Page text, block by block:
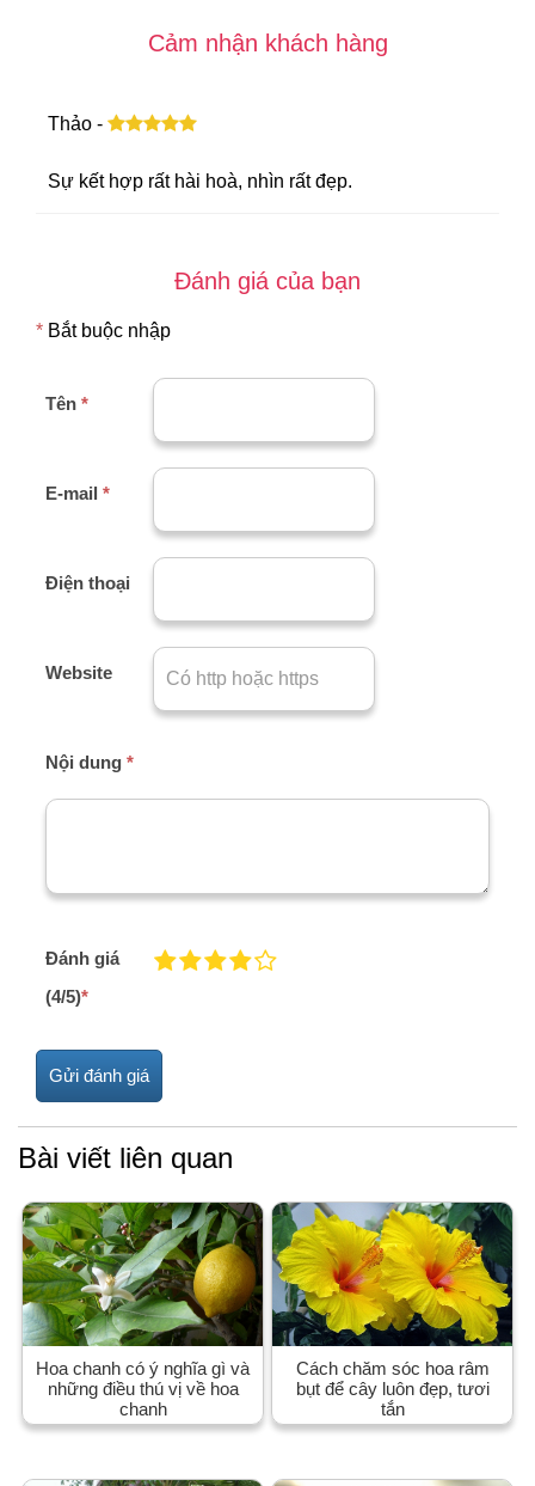
Cảm nhận khách hàng
Thảo -
Sự kết hợp rất hài hoà, nhìn rất đẹp.
Đánh giá của bạn
* Bắt buộc nhập
Tên *
E-mail *
Điện thoại
Website
Nội dung *
Đánh giá
(4/5)*
Bài viết liên quan
Hoa chanh có ý nghĩa gì và
những điều thú vị về hoa
chanh
Cách chăm sóc hoa râm
bụt để cây luôn đẹp, tươi
tắn